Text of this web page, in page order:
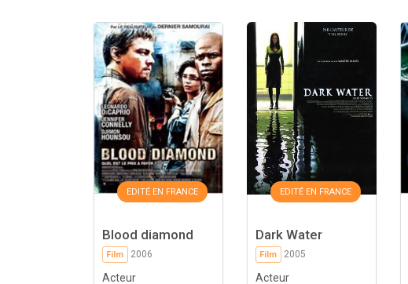
EDITÉ EN FRANCE
Blood diamond
Film 2006
Acteur
EDITÉ EN FRANCE
Dark Water
Film 2005
Acteur